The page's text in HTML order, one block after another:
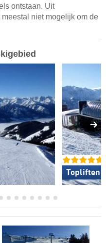
ontstaan. Uit
niet mogelijk om de
Topliften